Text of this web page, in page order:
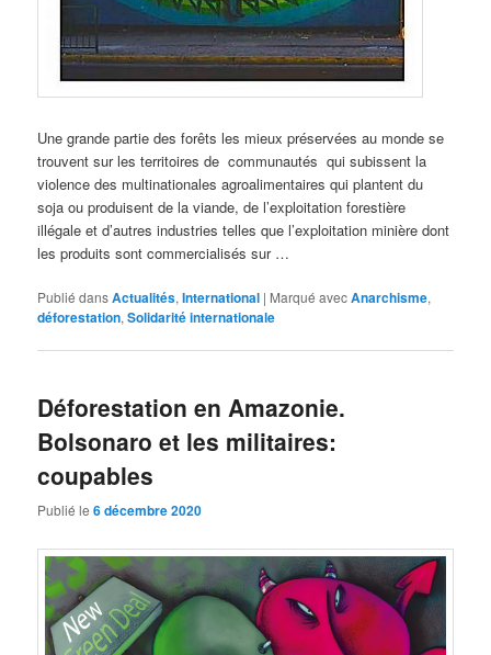
Une grande partie des forêts les mieux préservées au monde se
trouvent sur les territoires de communautés qui subissent la
violence des multinationales agroalimentaires qui plantent du
soja ou produisent de la viande, de l’exploitation forestière
illégale et d’autres industries telles que l’exploitation minière dont
les produits sont commercialisés sur …
Publié dansActualités,International | Marqué avecAnarchisme,
déforestation,Solidarité internationale
Déforestation en Amazonie.
Bolsonaro et les militaires:
coupables
Publié le6 décembre 2020